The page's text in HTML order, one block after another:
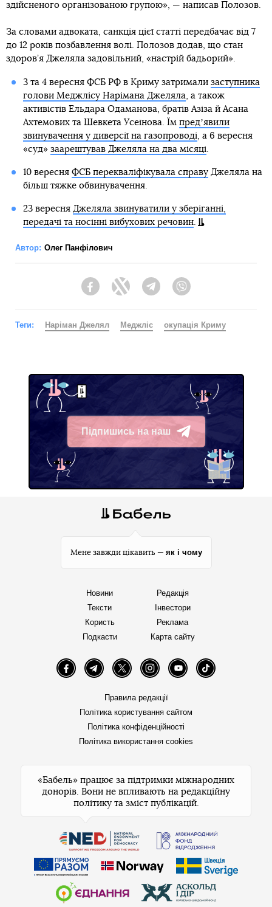
здійсненого організованою групою», — написав Полозов.
За словами адвоката, санкція цієї статті передбачає від 7
до 12 років позбавлення волі. Полозов додав, що стан
здоров’я Джеляла задовільний, «настрій бадьорий».
3 та 4 вересня ФСБ РФ в Криму затримали заступника
голови Меджлісу Нарімана Джеляла, а також
активістів Ельдара Одаманова, братів Азіза й Асана
Ахтемових та Шевкета Усеїнова. Їм предʼявили
звинувачення у диверсії на газопроводі, а 6 вересня
«суд» заарештував Джеляла на два місяці.
10 вересня ФСБ перекваліфікувала справуДжеляла на
більш тяжке обвинувачення.
23 вересня Джеляла звинуватили у зберіганні,
передачі та носінні вибухових речовин.
Автор: Олег Панфілович
FacebookTwitter Telegram
Теги: Наріман Джелял Меджліс окупація Криму
Підпишись на наш
Telegram
Мене завжди цікавить — як і чому
Новини
Тексти
Користь
Подкасти
Редакція
Інвестори
Реклама
Карта сайту
FacebookTelegramTwitter InstagramYouTube TikTok
Правила редакції
Політика користування сайтом
Політика конфіденційності
Політика використання cookies
«Бабель» працює за підтримки міжнародних
донорів. Вони не впливають на редакційну
політику та зміст публікацій.